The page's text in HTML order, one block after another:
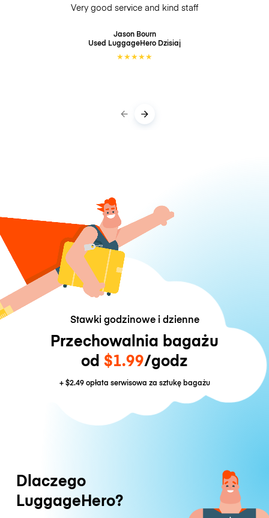
Very good service and kind staff
Jason Bourn
Used LuggageHero Dzisiaj
★★★★★
Stawki godzinowe i dzienne
Przechowalnia bagażu
od $1.99/godz
+$2.49opłata serwisowa za sztukę bagażu
Dlaczego
LuggageHero?